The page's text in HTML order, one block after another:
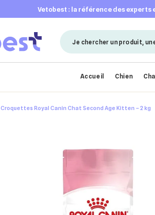
vetobest : la référence des experts
Accueil Chien
Croquettes Royal Canin Chat Second Age Kitten – 2 kg